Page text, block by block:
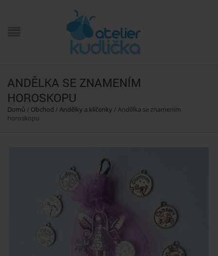
ANDĚLKA SE ZNAMENÍM
HOROSKOPU
Domů / Obchod / Andělky a klíčenky / Andělka se znamením
horoskopu